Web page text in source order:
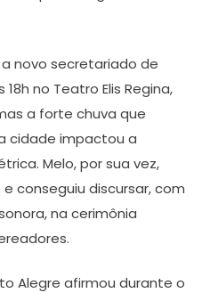
novo secretariado de
no Teatro Elis Regina,
a forte chuva que
cidade impactou a
Melo, por sua vez,
conseguiu discursar, com
na cerimônia
Alegre afirmou durante o